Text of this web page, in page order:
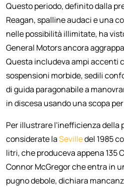
Questo periodo, definito dalla
Reagan, spalline audaci e una
nelle possibilità illimitate, ha
General Motors ancora
Questa includeva ampi accenti
sospensioni morbide, sedili
di guida paragonabile a
in discesa usando una scopa
Per illustrare l'inefficienza della
considerate laSevilledel 1985
litri, che produceva appena 135
Connor McGregor che entra in
pugno debole, dichiara